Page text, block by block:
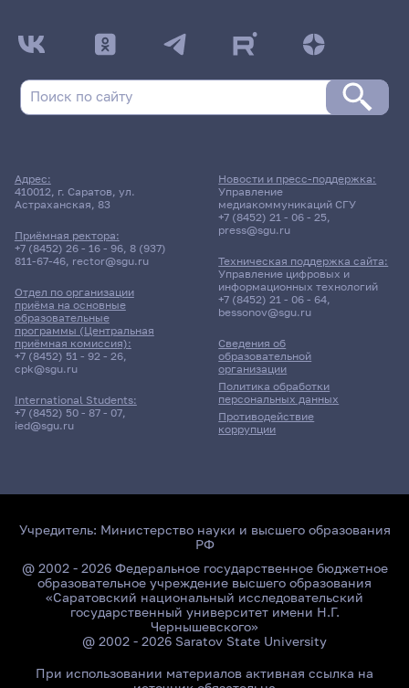
Адрес:
410012, г. Саратов, ул.
Астраханская, 83
Приёмная ректора:
+7 (8452) 26 - 16 - 96, 8 (937)
811-67-46, rector@sgu.ru
Отдел по организации
приёма на основные
образовательные
программы (Центральная
приёмная комиссия):
+7 (8452) 51 - 92 - 26,
cpk@sgu.ru
International Students:
+7 (8452) 50 - 87 - 07,
ied@sgu.ru
Сведения об
образовательной
организации
Политика обработки
персональных данных
Противодействие
коррупции
Новости и пресс-поддержка:
Управление
медиакоммуникаций СГУ
+7 (8452) 21 - 06 - 25,
press@sgu.ru
Техническая поддержка сайта:
Управление цифровых и
информационных технологий
+7 (8452) 21 - 06 - 64,
bessonov@sgu.ru
Учредитель: Министерство науки и высшего образования
РФ
@ 2002 - 2026 Федеральное государственное бюджетное
образовательное учреждение высшего образования
«Саратовский национальный исследовательский
государственный университет имени Н.Г.
Чернышевского»
@ 2002 - 2026 Saratov State University
При использовании материалов активная ссылка на